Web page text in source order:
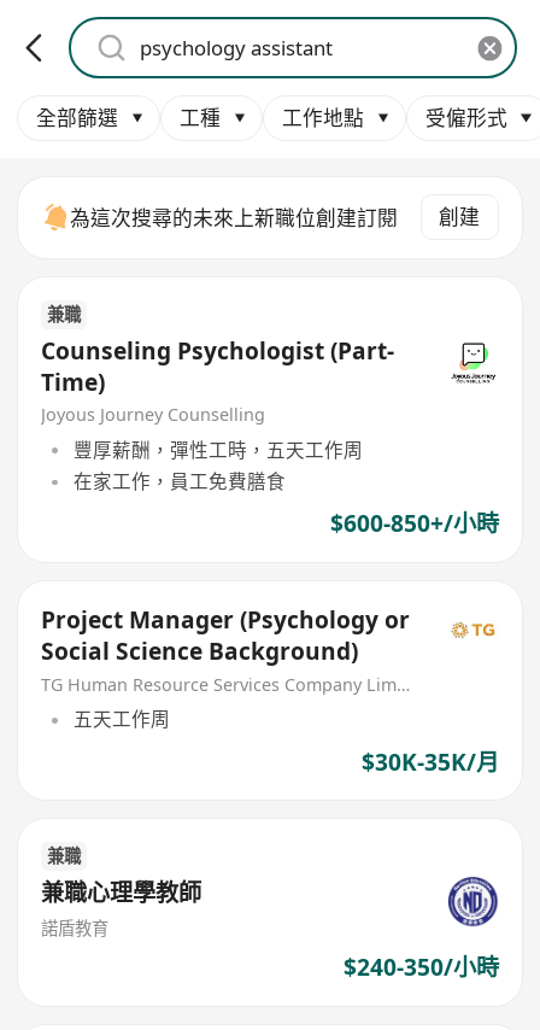
全部篩選 工種 工作地點 受僱形式
為這次搜尋的未來上新職位創建訂閱 創建
兼職
Counseling Psychologist (Part-
Time)
Joyous Journey Counselling
豐厚薪酬，彈性工時，五天工作周
在家工作，員工免費膳食
$600-850+/小時
Project Manager (Psychology or
Social Science Background)
TG Human Resource Services Company Limited
五天工作周
$30K-35K/月
兼職
兼職心理學教師
諾盾教育
$240-350/小時